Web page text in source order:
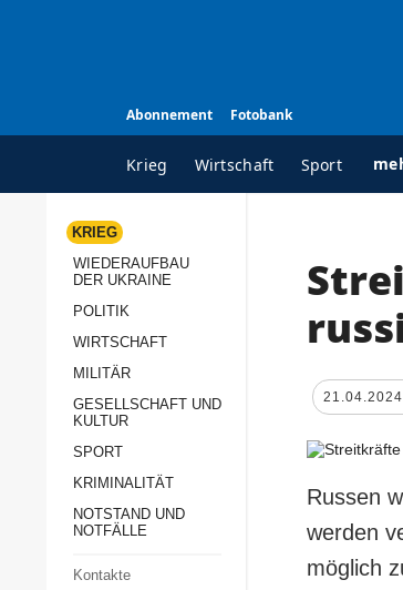
Abonnement Fotobank
Krieg Wirtschaft Sport
ALLE RUBRIKEN
Wiederaufbau der
Politik
Militär
Gesellschaft und Kultur
KRIEG
WIEDERAUFBAU
DER UKRAINE
POLITIK
WIRTSCHAFT
MILITÄR
GESELLSCHAFT UND
KULTUR
SPORT
KRIMINALITÄT
NOTSTAND UND
NOTFÄLLE
Kontakte
Russen
werden
möglich